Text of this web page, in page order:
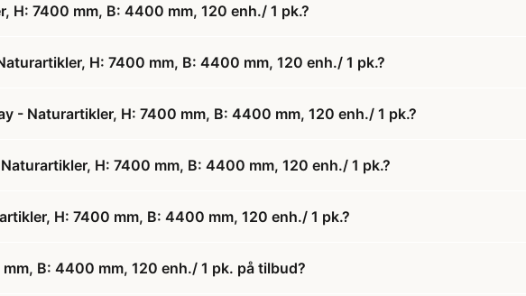
H: 7400 mm, B: 4400 mm, 120 enh./ 1 pk.?
H: 7400 mm, B: 4400 mm, 120 enh./ 1 pk.?
- Naturartikler, H: 7400 mm, B: 4400 mm, 120 enh./ 1 pk.?
H: 7400 mm, B: 4400 mm, 120 enh./ 1 pk.?
H: 7400 mm, B: 4400 mm, 120 enh./ 1 pk.?
B: 4400 mm, 120 enh./ 1 pk. på tilbud?